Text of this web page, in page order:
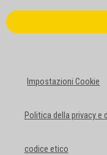
Impostazioni Cookie
Politica della privacy e
codice etico